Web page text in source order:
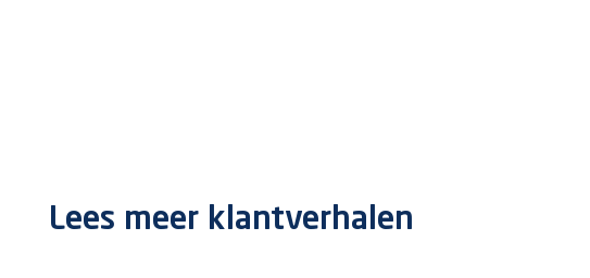
Lees meer klantverhalen